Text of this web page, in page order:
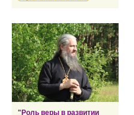
"Роль веры в развитии